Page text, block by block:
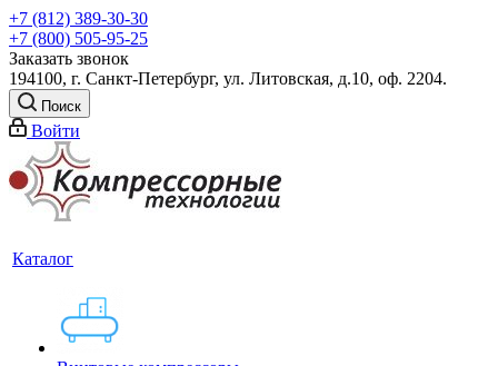
+7 (812) 389-30-30
+7 (800) 505-95-25
Заказать звонок
194100, г. Санкт-Петербург, ул. Литовская, д.10, оф. 2204.
Поиск
Войти
Каталог